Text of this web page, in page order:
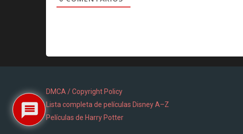
DMCA / Copyright Policy
Lista completa de películas Disney A–Z
Películas de Harry Potter